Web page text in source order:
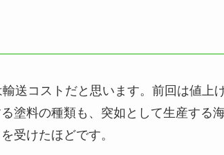
送コストだと思います。前回は値上
塗料の種類も、突如として生産する
受けたほどです。